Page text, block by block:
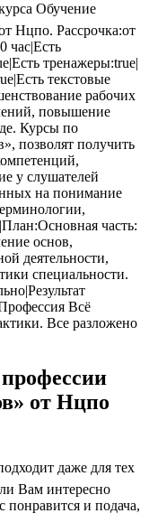
Обучение
Нцпо. Рассрочка:от
час|Есть
тренажеры:true|
текстовые
рабочих
повышение
Курсы по
позволят получить
у слушателей
на понимание
часть:
основ,
деятельности,
специальности.
Всё
Все разложено
от Нцпо
даже для тех
Вам интересно
понравится и подача,